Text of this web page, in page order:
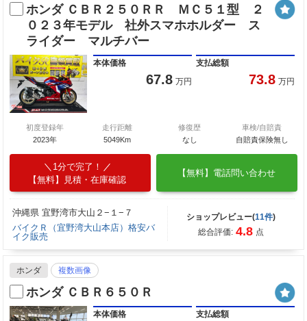
ホンダ ＣＢＲ２５０ＲＲ ＭＣ５１型 ２
０２３年モデル 社外スマホホルダー ス
ライダー マルチバー
本体価格
67.8 万円
支払総額
73.8 万円
初度登録年
2023年
走行距離
5049Km
修復歴
なし
車検/自賠責
自賠責保険無し
1分で完了！
【無料】見積・在庫確認
【無料】電話問い合わせ
沖縄県 宜野湾市大山２−１−７
バイクＲ（宜野湾大山本店）格安バ
イク販売
ショップレビュー(11件)
総合評価: 4.8 点
ホンダ 複数画像
ホンダ ＣＢＲ６５０Ｒ
本体価格 支払総額